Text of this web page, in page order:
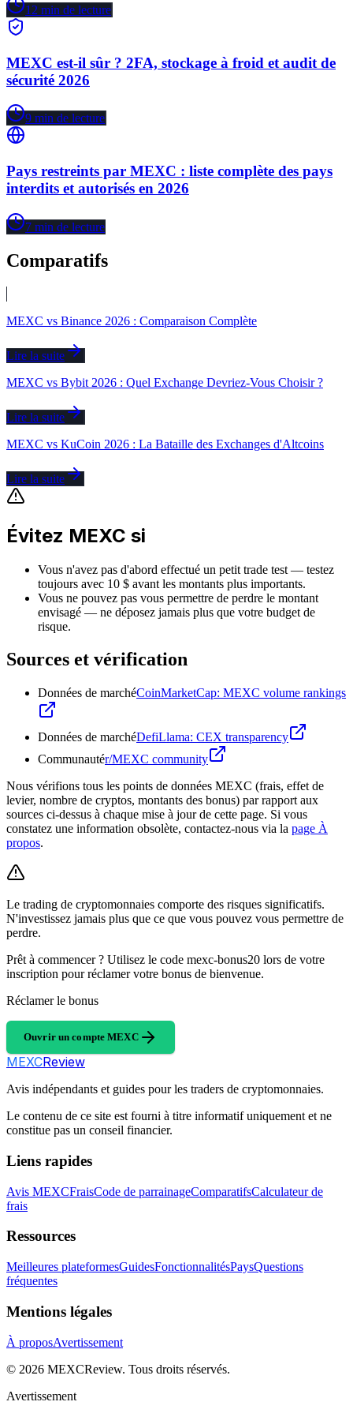
12 min de lecture
MEXC est-il sûr ? 2FA, stockage à froid et audit de
sécurité 2026
9 min de lecture
Pays restreints par MEXC : liste complète des pays
interdits et autorisés en 2026
7 min de lecture
Comparatifs
MEXC vs Binance 2026 : Comparaison Complète
Lire la suite
MEXC vs Bybit 2026 : Quel Exchange Devriez-Vous Choisir ?
Lire la suite
MEXC vs KuCoin 2026 : La Bataille des Exchanges d'Altcoins
Lire la suite
Évitez MEXC si
Vous n'avez pas d'abord effectué un petit trade test — testez
toujours avec 10 $ avant les montants plus importants.
Vous ne pouvez pas vous permettre de perdre le montant
envisagé — ne déposez jamais plus que votre budget de
risque.
Sources et vérification
Données de marchéCoinMarketCap: MEXC volume rankings
Données de marchéDefiLlama: CEX transparency
Communautér/MEXC community
Nous vérifions tous les points de données MEXC (frais, effet de
levier, nombre de cryptos, montants des bonus) par rapport aux
sources ci-dessus à chaque mise à jour de cette page. Si vous
constatez une information obsolète, contactez-nous via la page À
propos.
Le trading de cryptomonnaies comporte des risques significatifs.
N'investissez jamais plus que ce que vous pouvez vous permettre de
perdre.
Prêt à commencer ? Utilisez le code mexc-bonus20 lors de votre
inscription pour réclamer votre bonus de bienvenue.
Réclamer le bonus
Ouvrir un compte MEXC
MEXCReview
Avis indépendants et guides pour les traders de cryptomonnaies.
Le contenu de ce site est fourni à titre informatif uniquement et ne
constitue pas un conseil financier.
Liens rapides
Avis MEXCFraisCode de parrainageComparatifsCalculateur de
frais
Ressources
Meilleures plateformesGuidesFonctionnalitésPaysQuestions
fréquentes
Mentions légales
À proposAvertissement
© 2026 MEXCReview. Tous droits réservés.
Avertissement